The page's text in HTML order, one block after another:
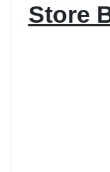
Store